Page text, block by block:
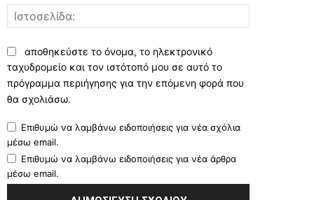
αποθηκεύστε το όνομα, το ηλεκτρονικό
ταχυδρομείο και τον ιστότοπό μου σε αυτό το
πρόγραμμα περιήγησης για την επόμενη φορά που
θα σχολιάσω.
Επιθυμώ να λαμβάνω ειδοποιήσεις για νέα σχόλια
μέσω email.
Επιθυμώ να λαμβάνω ειδοποιήσεις για νέα άρθρα
μέσω email.